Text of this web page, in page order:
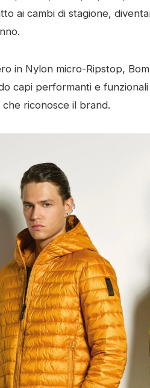
ai cambi di stagione,
in Nylon micro-Ripstop,
capi performanti e
riconosce il brand.